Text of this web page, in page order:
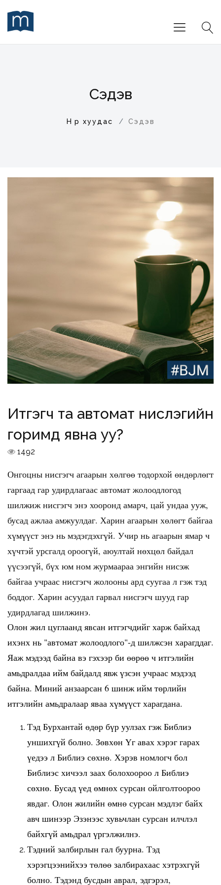
Сэдэв
Нүүр хуудас Сэдэв
Итгэгч та автомат нислэгийн
горимд явна уу?
1492
Онгоцны нисгэгч агаарын хөлгөө тодорхой өндөрлөгт
гаргаад гар удирдлагаас автомат жолоодлогод
шилжиж нисгэгч энэ хооронд амарч, цай ундаа ууж,
бусад ажлаа амжуулдаг. Харин агаарын хөлөгт байгаа
хүмүүст энэ нь мэдэгдэхгүй. Учир нь агаарын ямар ч
хүчтэй урсгалд ороогүй, аюултай нөхцөл байдал
үүсээгүй, бүх юм ном журмаараа энгийн нисэж
байгаа учраас нисгэгч жолооны ард суугаа л гэж тэд
боддог. Харин асуудал гарвал нисгэгч шууд гар
удирдлагад шилжинэ.
Олон жил цуглаанд явсан итгэгчдийг харж байхад
ихэнх нь "автомат жолоодлого"-д шилжсэн харагддаг.
Яаж мэдээд байна вэ гэхээр би өөрөө ч итгэлийн
амьдралдаа ийм байдалд явж үзсэн учраас мэдээд
байна. Миний анзаарсан 6 шинж ийм төрлийн
итгэлийн амьдралаар яваа хүмүүст харагдана.
Тэд Бурхантай өдөр бүр уулзах гэж Библиэ
уншихгүй болно. Зөвхөн Үг авах хэрэг гарах
үедээ л Библиэ сөхнө. Хэрэв номлогч бол
Библиэс хичээл заах болохоороо л Библиэ
сөхнө. Бусад үед өмнөх сурсан ойлголтоороо
явдаг. Олон жилийн өмнө сурсан мэдлэг байх
авч шинээр Эзэнээс хувьчлан сурсан илчлэл
байхгүй амьдрал үргэлжилнэ.
Тэдний залбирлын гал буурна. Тэд
хэрэгцээнийхээ төлөө залбирахаас хэтрэхгүй
болно. Тэдэнд бусдын аврал, эдгэрэл,